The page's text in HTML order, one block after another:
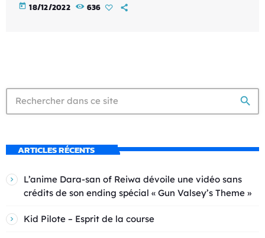
today 18/12/2022 636
search
ARTICLES RÉCENTS
L’anime Dara-san of Reiwa dévoile une vidéo sans
crédits de son ending spécial « Gun Valsey’s Theme »
Kid Pilote – Esprit de la course